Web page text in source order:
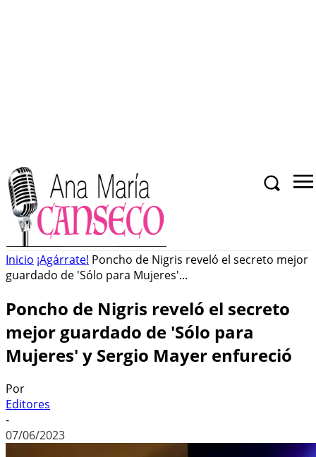
Inicio ¡Agárrate! Poncho de Nigris reveló el secreto mejor
guardado de 'Sólo para Mujeres'...
Poncho de Nigris reveló el secreto
mejor guardado de 'Sólo para
Mujeres' y Sergio Mayer enfureció
Por
Editores
-
07/06/2023